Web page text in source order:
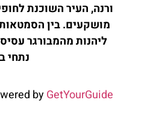
ורנה, העיר השוכנת
מושקעים. בין
ליהנות מהמבורגר
נתחי
byGetYourGuide